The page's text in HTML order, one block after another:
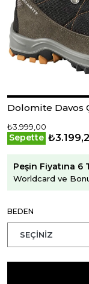
Dolomite Davos
₺3.999,00
Sepette
Peşin Fiyatına 6
Worldcard ve
BEDEN